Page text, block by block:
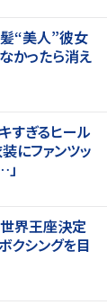
髪“美人”彼女
かったら消え
すぎるヒール
にファンツッ
世界王座決定
クシングを目